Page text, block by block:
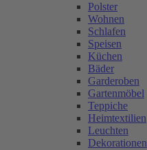
Polster
Wohnen
Schlafen
Speisen
Küchen
Bäder
Garderoben
Gartenmöbel
Teppiche
Heimtextilien
Leuchten
Dekorationen